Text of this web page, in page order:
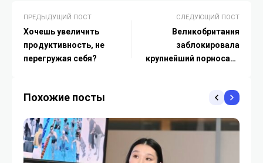
ПРЕДЫДУЩИЙ ПОСТ
Хочешь увеличить
продуктивность, не
перегружая себя?
СЛЕДУЮЩИЙ ПОСТ
Великобритания
заблокировала
крупнейший порносайт
Похожие посты